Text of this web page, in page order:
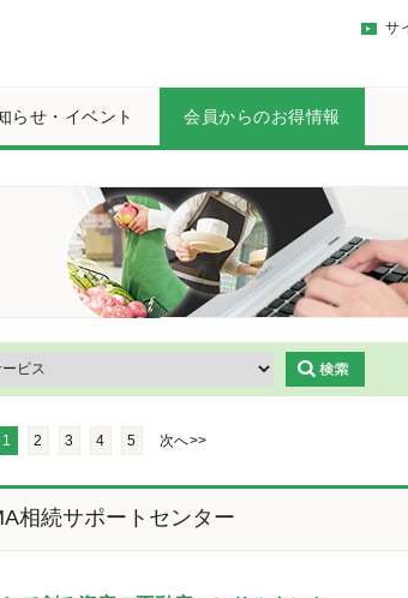
サ
らせ・イベント 会員からのお得情報
1 2 3 4 5 次へ>>
相続サポートセンター